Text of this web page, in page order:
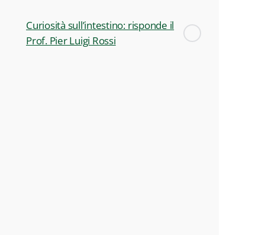
Curiosità sull’intestino: risponde il
Prof. Pier Luigi Rossi